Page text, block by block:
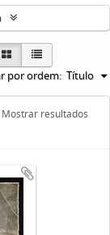
por ordem: Título
Mostrar resultados